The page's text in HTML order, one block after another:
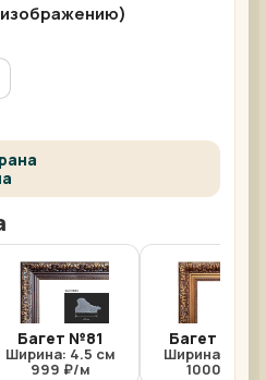
Багет №81
Ширина: 4.5 см
999 ₽/м
Багет №81/
Ширина: 4.5
1000 ₽/м